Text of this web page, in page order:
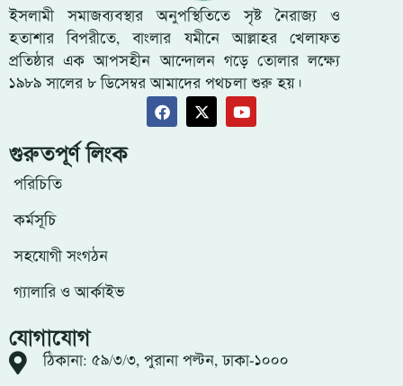
ইসলামী সমাজব্যবস্থার অনুপস্থিতিতে সৃষ্ট নৈরাজ্য ও
হতাশার বিপরীতে, বাংলার যমীনে আল্লাহর খেলাফত
প্রতিষ্ঠার এক আপসহীন আন্দোলন গড়ে তোলার লক্ষ্যে
১৯৮৯ সালের ৮ ডিসেম্বর আমাদের পথচলা শুরু হয়।
গুরুতপূর্ণ লিংক
পরিচিতি
কর্মসূচি
সহযোগী সংগঠন
গ্যালারি ও আর্কাইভ
যোগাযোগ
ঠিকানা: ৫৯/৩/৩, পুরানা পল্টন, ঢাকা-১০০০